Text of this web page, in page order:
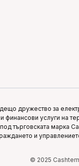
дружество за
услуги на
търговската
и
© 2025